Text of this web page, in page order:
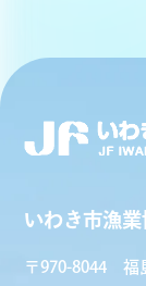
いわき市漁
〒970-8044 福